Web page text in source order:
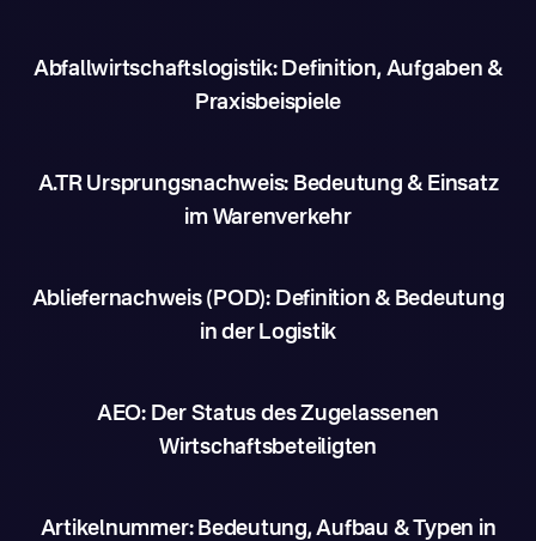
Abfallwirtschaftslogistik: Definition, Aufgaben &
Praxisbeispiele
A.TR Ursprungsnachweis: Bedeutung & Einsatz
im Warenverkehr
Abliefernachweis (POD): Definition & Bedeutung
in der Logistik
AEO: Der Status des Zugelassenen
Wirtschaftsbeteiligten
Artikelnummer: Bedeutung, Aufbau & Typen in